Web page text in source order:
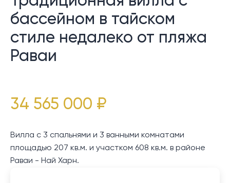
бассейном в тайском
стиле недалеко от пляжа
Раваи
34 565 000 ₽
Вилла с 3 спальнями и 3 ванными комнатами
площадью 207 кв.м. и участком 608 кв.м. в районе
Раваи - Най Харн.